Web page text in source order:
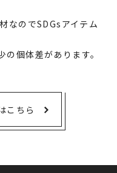
なのでSDGsアイテム
個体差があります。
こちら